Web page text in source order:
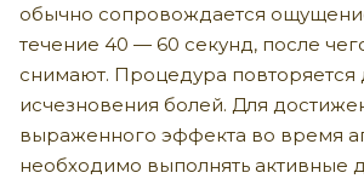
обычно сопровождается
течение 40 — 60 секунд, после
снимают. Процедура повторяется
исчезновения болей. Для
выраженного эффекта во время
необходимо выполнять активные